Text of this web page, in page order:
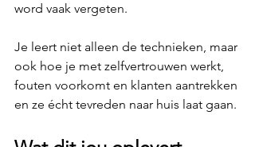
word vaak vergeten.
Je leert niet alleen de technieken, maar
ook hoe je met zelfvertrouwen werkt,
fouten voorkomt en klanten aantrekken
en ze écht tevreden naar huis laat gaan.